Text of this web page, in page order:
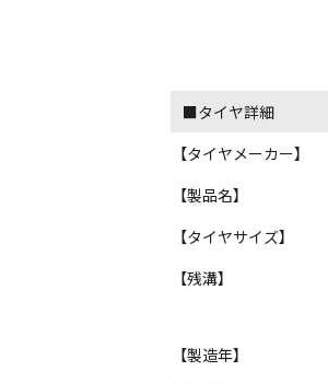
■タイヤ詳細
【タイヤメーカー】
【製品名】
【タイヤサイズ】
【残溝】
【製造年】